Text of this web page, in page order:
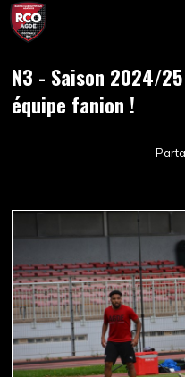
N3 - Saison 2024/
équipe fanion !